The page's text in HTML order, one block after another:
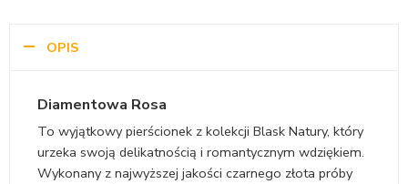
OPIS
Diamentowa Rosa
To wyjątkowy pierścionek z kolekcji Blask Natury, który
urzeka swoją delikatnością i romantycznym wdziękiem.
Wykonany z najwyższej jakości czarnego złota próby